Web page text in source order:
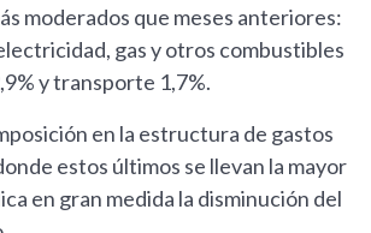
moderados que meses anteriores:
gas y otros combustibles
y transporte 1,7%.
en la estructura de gastos
estos últimos se llevan la mayor
en gran medida la disminución del